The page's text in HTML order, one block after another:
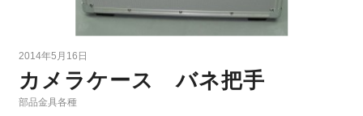
2014年5月16日
カメラケース バネ把手
部品金具各種